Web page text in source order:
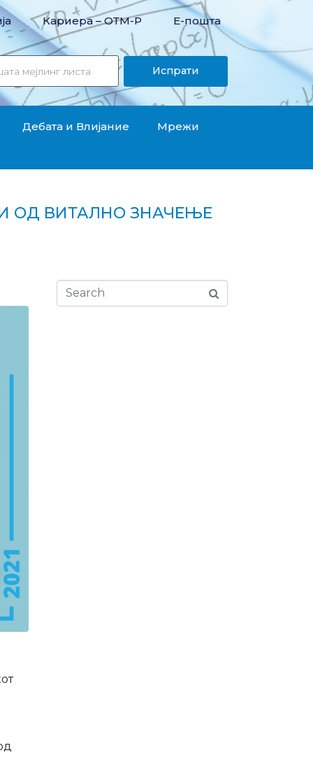
Кариера – OТМ-Р Е-пошта
Испрати
Дебата и Влијание Мрежи
ОД ВИТАЛНО ЗНАЧЕЊЕ